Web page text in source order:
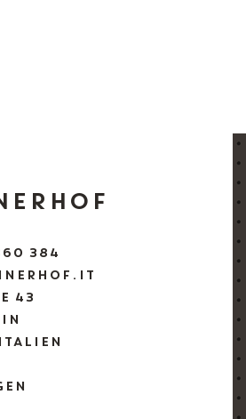
384
43